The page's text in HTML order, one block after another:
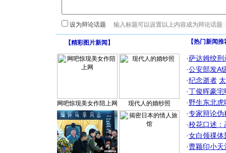
设为辩论话题
【精彩图片新闻 】
网吧惊现美女作陪上网 现代人的婚纱照
【热门新闻
·萨达姆绞刑
·公安部发A
·纪念逝者
·丁俊晖豪
·野生东北
·专家辩论伪
·校花口述：
·女白领祼体
·曹颖印小天